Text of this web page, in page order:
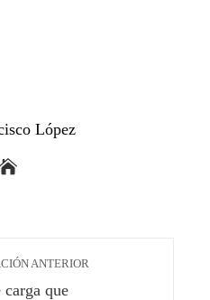
López
ANTERIOR
carga que